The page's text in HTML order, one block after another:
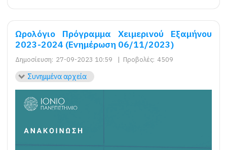
Ωρολόγιο Πρόγραμμα Χειμερινού Εξαμήνου
2023-2024 (Ενημέρωση 06/11/2023)
Δημοσίευση: 27-09-2023 10:59 | Προβολές: 4509
Συνημμένα αρχεία